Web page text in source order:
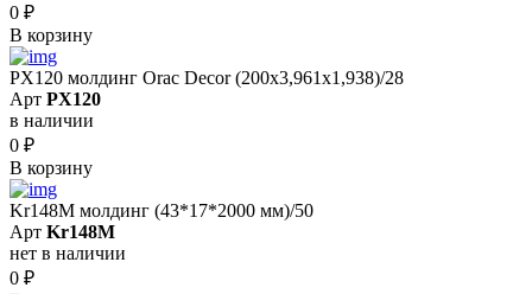
0 ₽
В корзину
PX120 молдинг Orac Decor (200x3,961x1,938)/28
Арт PX120
в наличии
0 ₽
В корзину
Kr148M молдинг (43*17*2000 мм)/50
Арт Kr148M
нет в наличии
0 ₽